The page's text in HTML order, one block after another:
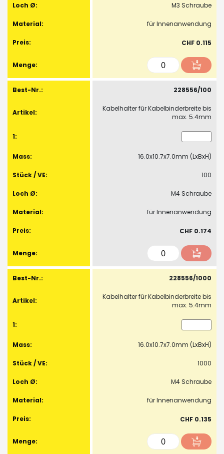
M3 Schraube
für Innenanwendung
CHF 0.115
228556/100
Kabelhalter für Kabelbinderbreite bis
max. 5.4mm
16.0x10.7x7.0mm (LxBxH)
100
M4 Schraube
für Innenanwendung
CHF 0.174
228556/1000
Kabelhalter für Kabelbinderbreite bis
max. 5.4mm
16.0x10.7x7.0mm (LxBxH)
1000
M4 Schraube
für Innenanwendung
CHF 0.135